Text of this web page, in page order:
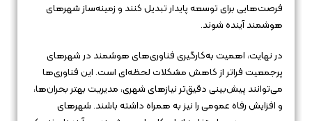
فرصت‌هایی برای توسعه پایدار تبدیل کنند و زمینه‌ساز شهرهای
هوشمند آینده شوند.
در نهایت، اهمیت به‌کارگیری فناوری‌های هوشمند در شهرهای
پرجمعیت فراتر از کاهش مشکلات لحظه‌ای است. این فناوری‌ها
می‌توانند پیش‌بینی دقیق‌تر نیازهای شهری، مدیریت بهتر بحران‌ها،
و افزایش رفاه عمومی را نیز به همراه داشته باشند. شهرهای